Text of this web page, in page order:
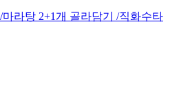
라탕 2+1개 골라담기 /직화수타